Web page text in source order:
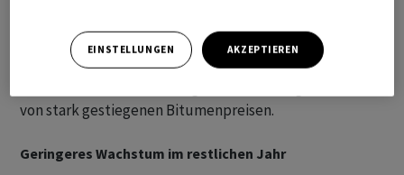
kaum wuchs. Vor allem die öffentliche Hand trat auf die
Bremse, wie aus den Zahlen hervorgeht. Zudem spürte
von stark gestiegenen Bitumenpreisen.
Geringeres Wachstum im restlichen Jahr
EINSTELLUNGEN AKZEPTIEREN